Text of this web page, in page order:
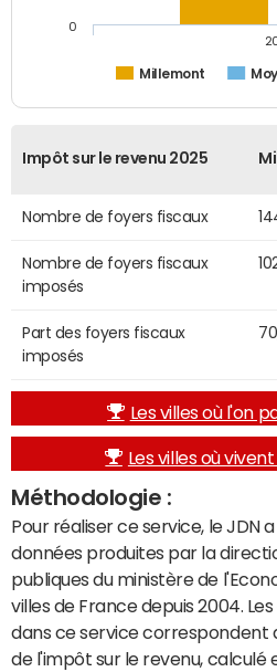
Millemont
0
Impôt sur le revenu 2025
Nombre de foyers fiscaux
Nombre de foyers fiscaux
imposés
Part des foyers fiscaux
imposés
Les villes où l'on
Les villes où
Méthodologie :
Pour réaliser ce service, le JDN
données produites par la
publiques du ministère de
villes de France depuis 2004.
dans ce service correspondent
de l'impôt sur le revenu, calculé